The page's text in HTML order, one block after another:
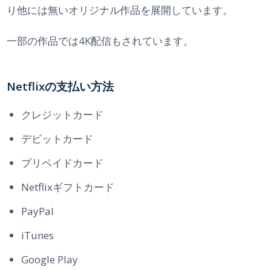
り他には無いオリジナル作品を展開しています。
一部の作品では4K配信もされています。
Netflixの支払い方法
クレジットカード
デビットカード
プリペイドカード
Netflixギフトカード
PayPal
iTunes
Google Play